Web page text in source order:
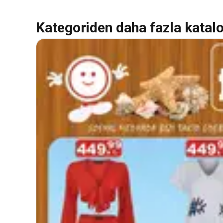
Kategoriden daha fazla